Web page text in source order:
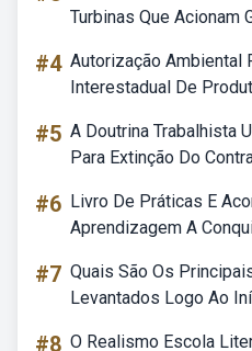
Turbinas Que Acionam
#4 Autorização Ambiental
Interestadual De
#5 A Doutrina Trabalhista
Para Extinção Do
#6 Livro De Práticas E
Aprendizagem A
#7 Quais São Os
Levantados Logo Ao
#8 O Realismo Escola